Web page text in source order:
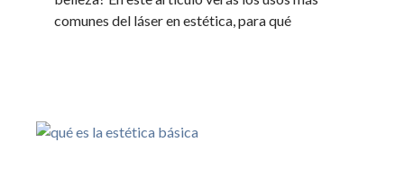
comunes del láser en estética, para qué